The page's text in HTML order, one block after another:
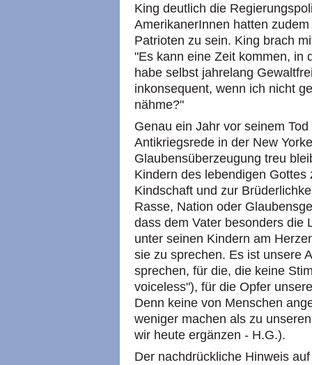
King deutlich die
AmerikanerInnen hatten
Patrioten zu sein. King brach
"Es kann eine Zeit kommen, in
habe selbst jahrelang
inkonsequent, wenn ich nicht
nähme?"
Genau ein Jahr vor seinem
Antikriegsrede in der New
Glaubensüberzeugung treu
Kindern des lebendigen
Kindschaft und zur
Rasse, Nation oder
dass dem Vater besonders die
unter seinen Kindern am
sie zu sprechen. Es ist unsere
sprechen, für die, die keine
voiceless"), für die Opfer
Denn keine von Menschen
weniger machen als zu
wir heute ergänzen - H.G.).
Der nachdrückliche Hinweis